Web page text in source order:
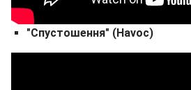
"Спустошення" (Havoc)